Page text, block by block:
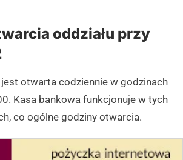
oddziału przy
otwarta codziennie w godzinach
Kasa bankowa funkcjonuje w tych
co ogólne godziny otwarcia.